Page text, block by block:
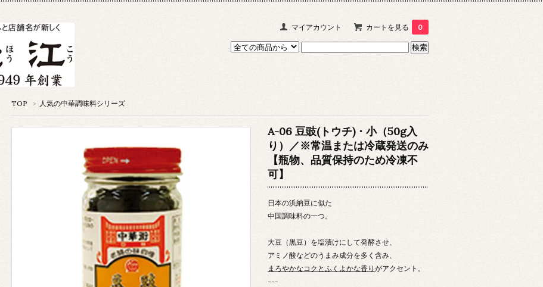
マイアカウント カートを見る 0
TOP > 人気の中華調味料シリーズ
A-06 豆豉(トウチ)・小（50g入
り）／※常温または冷蔵発送のみ
【瓶物、品質保持のため冷凍不
可】
日本の浜納豆に似た
中国調味料の一つ。
大豆（黒豆）を塩漬けにして発酵させ、
アミノ酸などのうまみ成分を多く含み、
まろやかなコクとふくよかな香り がアクセント。
---